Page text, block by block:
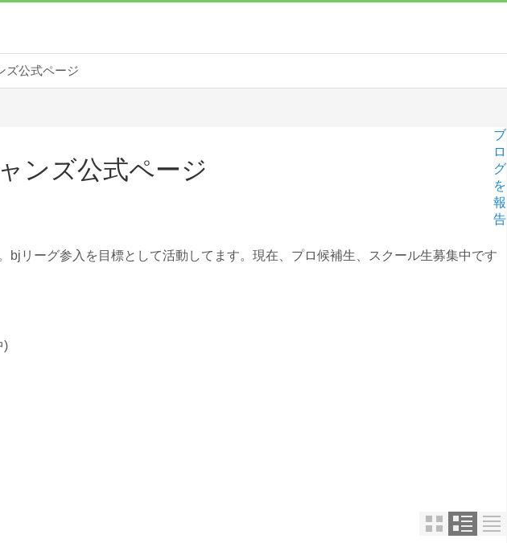
ズ公式ページ
ンズ公式ページ
ブ
ロ
グ
を
報
告
bjリーグ参入を目標として活動してます。現在、プロ候補生、スクール生募集中です
)